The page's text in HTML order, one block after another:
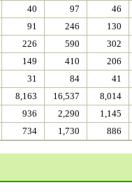
40 97 46
91 246 130
226 590 302
149 410 206
31 84 41
8,163 16,537 8,014
936 2,290 1,145
734 1,730 886